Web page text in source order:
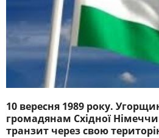
10 вересня 1989 року.
громадянам Східної
транзит через свою